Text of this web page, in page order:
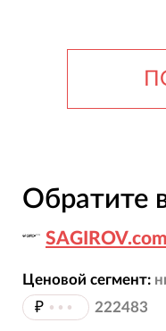
Обратите
SAGIROV.com
Ценовой сегмент:
₽ ••• 222483